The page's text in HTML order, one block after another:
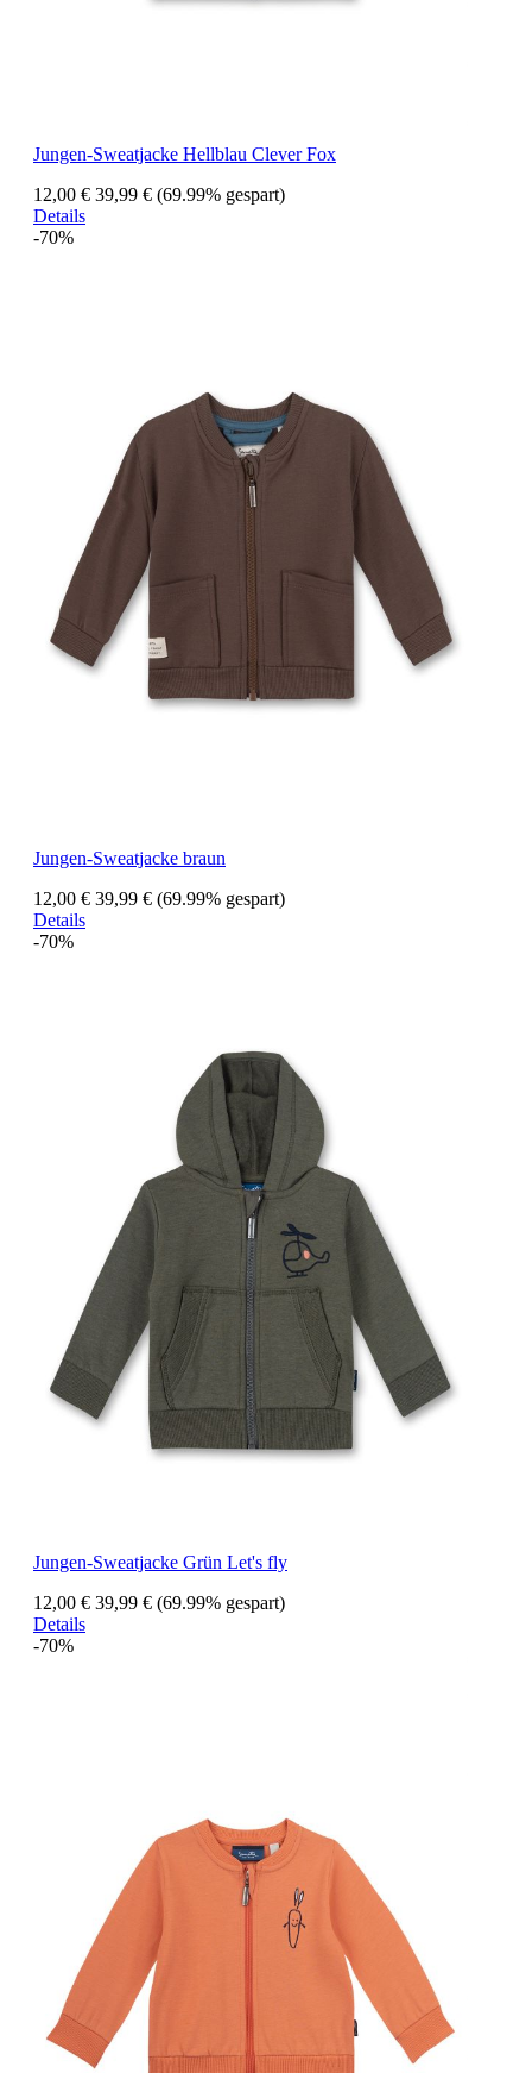
Jungen-Sweatjacke Hellblau Clever Fox
12,00 € 39,99 € (69.99% gespart)
Details
-70%
Jungen-Sweatjacke braun
12,00 € 39,99 € (69.99% gespart)
Details
-70%
Jungen-Sweatjacke Grün Let's fly
12,00 € 39,99 € (69.99% gespart)
Details
-70%